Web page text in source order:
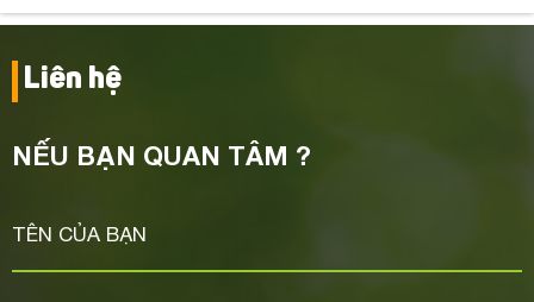
Liên hệ
NẾU BẠN QUAN TÂM ?